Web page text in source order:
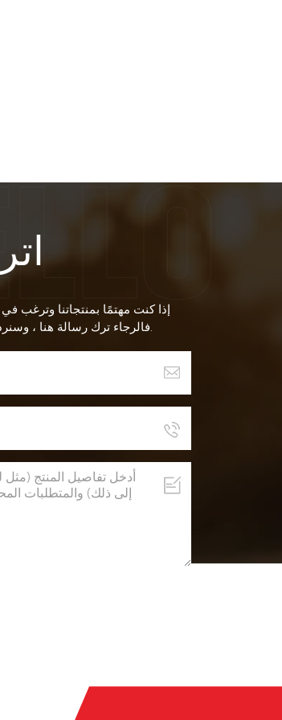
إذا كنت مهتمًا بمنتجاتنا وترغب
فالرجاء ترك رسالة هنا ، وسنرد عليك في أقرب وقت ممكن.